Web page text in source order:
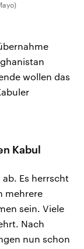
wollen das
Kabul
Es herrscht
mehrere
sein. Viele
Nach
nun schon